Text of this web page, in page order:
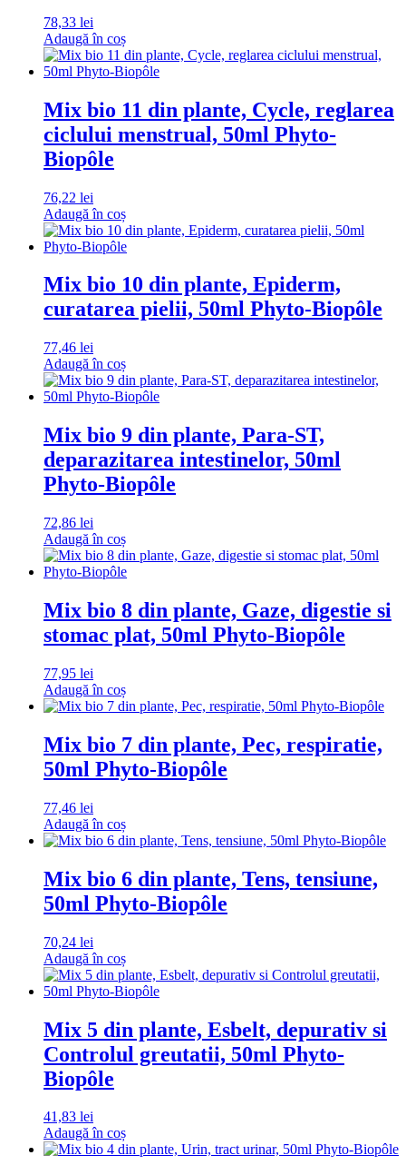
78,33 lei
Adaugă în coș
Mix bio 11 din plante, Cycle, reglarea
ciclului menstrual, 50ml Phyto-
Biopôle
76,22 lei
Adaugă în coș
Mix bio 10 din plante, Epiderm,
curatarea pielii, 50ml Phyto-Biopôle
77,46 lei
Adaugă în coș
Mix bio 9 din plante, Para-ST,
deparazitarea intestinelor, 50ml
Phyto-Biopôle
72,86 lei
Adaugă în coș
Mix bio 8 din plante, Gaze, digestie si
stomac plat, 50ml Phyto-Biopôle
77,95 lei
Adaugă în coș
Mix bio 7 din plante, Pec, respiratie,
50ml Phyto-Biopôle
77,46 lei
Adaugă în coș
Mix bio 6 din plante, Tens, tensiune,
50ml Phyto-Biopôle
70,24 lei
Adaugă în coș
Mix 5 din plante, Esbelt, depurativ si
Controlul greutatii, 50ml Phyto-
Biopôle
41,83 lei
Adaugă în coș